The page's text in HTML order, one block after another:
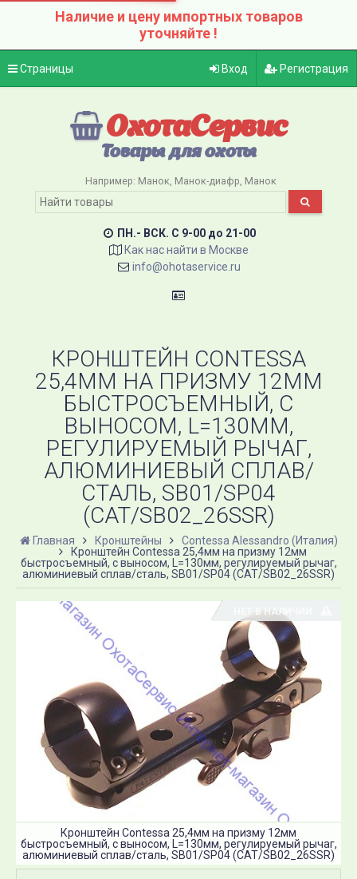
Наличие и цену импортных товаров
уточняйте !
Страницы Вход Регистрация
ОхотаСервис
Товары для охоты
Например: Манок Манок-диафр Манок
ПН.- ВСК. C 9-00 до 21-00
Как нас найти в Москве
info@ohotaservice.ru
КРОНШТЕЙН CONTESSA
25,4ММ НА ПРИЗМУ 12ММ
БЫСТРОСЪЕМНЫЙ, С
ВЫНОСОМ, L=130ММ,
РЕГУЛИРУЕМЫЙ РЫЧАГ,
АЛЮМИНИЕВЫЙ СПЛАВ/
СТАЛЬ, SB01/SP04
(CAT/SB02_26SSR)
Главная Кронштейны
Contessa Alessandro (Италия)
Кронштейн Contessa 25,4мм на призму 12мм
быстросъемный, с выносом, L=130мм, регулируемый рычаг,
алюминиевый сплав/сталь, SB01/SP04 (CAT/SB02_26SSR)
НЕТ В НАЛИЧИИ
Кронштейн Contessa 25,4мм на призму 12мм
быстросъемный, с выносом, L=130мм, регулируемый рычаг,
алюминиевый сплав/сталь, SB01/SP04 (CAT/SB02_26SSR)